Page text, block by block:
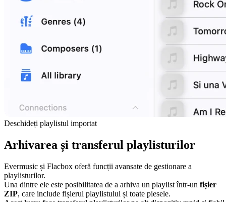
Deschideți playlistul importat
Arhivarea și transferul playlisturilor
Evermusic și Flacbox oferă funcții avansate de gestionare a
playlisturilor.
Una dintre ele este posibilitatea de a arhiva un playlist într-un fișier
ZIP, care include fișierul playlistului și toate piesele.